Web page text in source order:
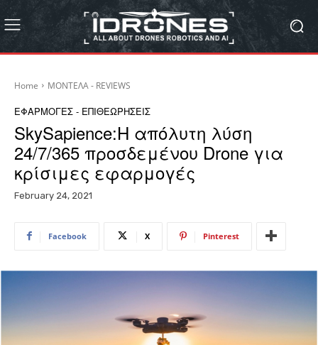
Home ΜΟΝΤΕΛΑ - REVIEWS
ΕΦΑΡΜΟΓΕΣ - ΕΠΙΘΕΩΡΗΣΕΙΣ
SkySapience:Η απόλυτη λύση
24/7/365 προσδεμένου Drone για
κρίσιμες εφαρμογές
February 24, 2021
Facebook X Pinterest